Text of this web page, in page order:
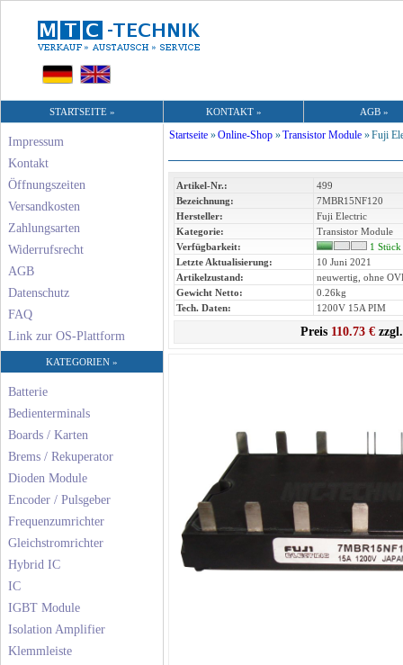
STARTSEITE » KONTAKT » AGB »
Impressum
Kontakt
Öffnungszeiten
Versandkosten
Zahlungsarten
Widerrufsrecht
AGB
Datenschutz
FAQ
Link zur OS-Plattform
KATEGORIEN »
Batterie
Bedienterminals
Boards / Karten
Brems / Rekuperator
Dioden Module
Encoder / Pulsgeber
Frequenzumrichter
Gleichstromrichter
Hybrid IC
IC
IGBT Module
Isolation Amplifier
Klemmleiste
Startseite »Online-Shop »Transistor Module »Fuji
Artikel-Nr.:
499
Bezeichnung:
7MBR15NF120
Hersteller:
Fuji Electric
Kategorie:
Transistor Module
Verfügbarkeit:
1
Letzte Aktualisierung:
10 Juni 2021
Artikelzustand:
neuwertig, ohne
Gewicht Netto:
0.26kg
Tech. Daten:
1200V 15A PIM
Preis 110.73 €